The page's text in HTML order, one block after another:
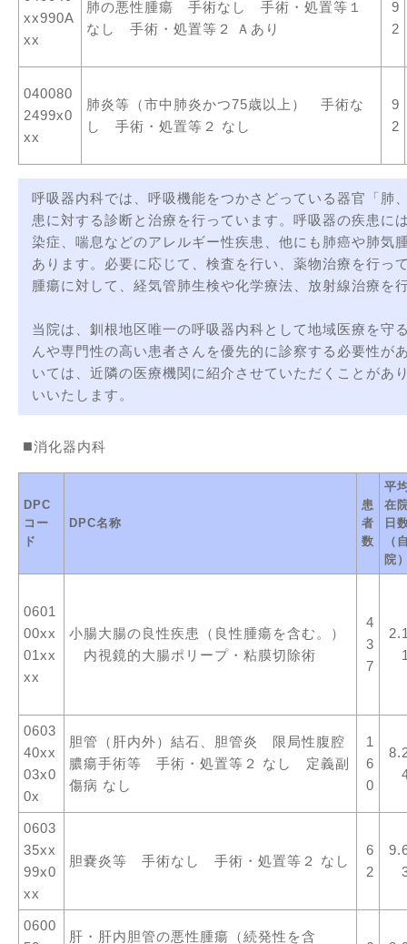
xx990A
xx
肺の悪性腫瘍 手術なし 手術・処置等１
なし 手術・処置等２ Ａあり
9
2
040080
2499x0
xx
肺炎等（市中肺炎かつ75歳以上） 手術な
し 手術・処置等２ なし
9
2
呼吸器内科では、呼吸機能をつかさどっている器官「肺
患に対する診断と治療を行っています。呼吸器の疾患に
染症、喘息などのアレルギー性疾患、他にも肺癌や肺気
あります。必要に応じて、検査を行い、薬物治療を行っ
腫瘍に対して、経気管肺生検や化学療法、放射線治療を
当院は、釧根地区唯一の呼吸器内科として地域医療を守
んや専門性の高い患者さんを優先的に診察する必要性が
いては、近隣の医療機関に紹介させていただくことがあ
いいたします。
消化器内科
DPC
コー
ド
DPC名称
患
者
数
平
在
日
（
院
0601
00xx
01xx
xx
小腸大腸の良性疾患（良性腫瘍を含む。）
内視鏡的大腸ポリープ・粘膜切除術
4
3
7
0603
40xx
03x0
0x
胆管（肝内外）結石、胆管炎 限局性腹腔
膿瘍手術等 手術・処置等２ なし 定義副
傷病 なし
1
6
0
0603
35xx
99x0
xx
胆嚢炎等 手術なし 手術・処置等２ なし
6
2
0600
肝・肝内胆管の悪性腫瘍（続発性を含